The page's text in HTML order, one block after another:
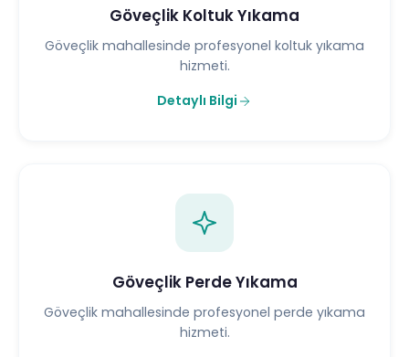
Göveçlik Koltuk Yıkama
Göveçlik mahallesinde profesyonel koltuk yıkama
hizmeti.
Detaylı Bilgi
Göveçlik Perde Yıkama
Göveçlik mahallesinde profesyonel perde yıkama
hizmeti.